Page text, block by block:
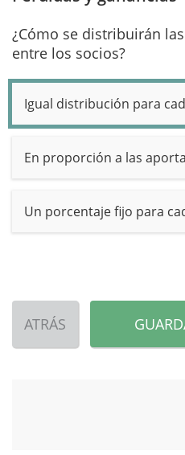
¿Cómo se distribuirán
entre los socios?
Igual distribución para
En proporción a las
Un porcentaje fijo para
ATRÁS